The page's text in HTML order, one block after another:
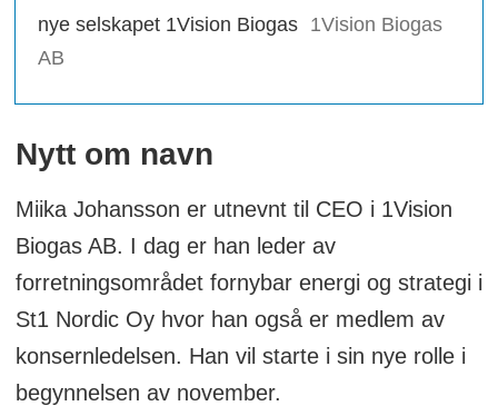
nye selskapet 1Vision Biogas 1Vision Biogas
AB
Nytt om navn
Miika Johansson er utnevnt til CEO i 1Vision
Biogas AB. I dag er han leder av
forretningsområdet fornybar energi og strategi i
St1 Nordic Oy hvor han også er medlem av
konsernledelsen. Han vil starte i sin nye rolle i
begynnelsen av november.